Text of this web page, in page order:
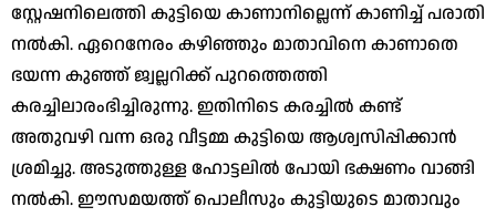
സ്റ്റേഷനിലെത്തി കുട്ടിയെ കാണാനില്ലെന്ന് കാണിച്ച് പരാതി
നല്‍കി. ഏറെനേരം കഴിഞ്ഞും മാതാവിനെ കാണാതെ
ഭയന്ന കുഞ്ഞ് ജ്വല്ലറിക്ക് പുറത്തെത്തി
കരച്ചിലാരംഭിച്ചിരുന്നു. ഇതിനിടെ കരച്ചില്‍ കണ്ട്
അതുവഴി വന്ന ഒരു വീട്ടമ്മ കുട്ടിയെ ആശ്വസിപ്പിക്കാന്‍
ശ്രമിച്ചു. അടുത്തുള്ള ഹോട്ടലില്‍ പോയി ഭക്ഷണം വാങ്ങി
നല്‍കി. ഈസമയത്ത് പൊലീസും കുട്ടിയുടെ മാതാവും